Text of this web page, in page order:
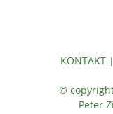
KONTAKT |
©
Peter